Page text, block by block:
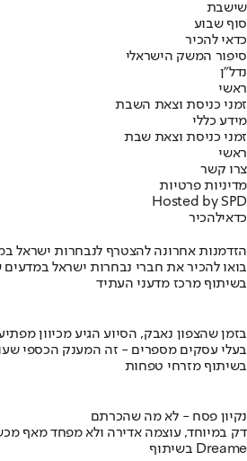
שישבת
סוף שבוע
כדאי להכיר
סיפור המשק הישראלי
נדל"ן
ראשי
זמני כניסת וצאת השבת
מידע כללי
זמני כניסת וצאת שבת
ראשי
צרו קשר
מדיניות פרטיות
Hosted by SPD
כדאילהכיר
הזדמנות אחרונה להצטרף לנבחרות ישראל
בואו להכיר את חברי נבחרות ישראל
בשיתוף מרכז מדעני העתיד
בזמן שהצפון נאבק, הסיוע הגיע מכיוון
בעלי עסקים מספרים - זה המענק הכספי
בשיתוף מזרחי טפחות
נקיון פסח - לא מה שהכרתם
דק במיוחד, עוצמה אדירה ולא מפחד מאף
בשיתוף Dreame